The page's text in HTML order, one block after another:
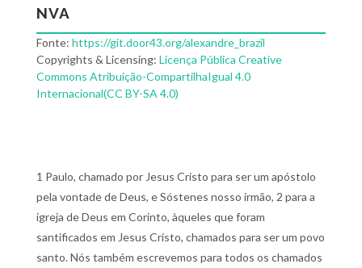
NVA
Fonte: https://git.door43.org/alexandre_brazil
Copyrights & Licensing: Licença Pública Creative
Commons Atribuição-CompartilhaIgual 4.0
Internacional(CC BY-SA 4.0)
1 Paulo, chamado por Jesus Cristo para ser um apóstolo
pela vontade de Deus, e Sóstenes nosso irmão, 2 para a
igreja de Deus em Corinto, àqueles que foram
santificados em Jesus Cristo, chamados para ser um povo
santo. Nós também escrevemos para todos os chamados